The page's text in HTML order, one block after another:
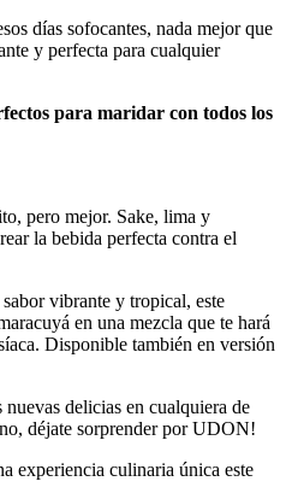
días sofocantes, nada mejor que
y perfecta para cualquier
para maridar con todos los
pero mejor. Sake, lima y
la bebida perfecta contra el
sabor vibrante y tropical, este
en una mezcla que te hará
Disponible también en versión
delicias en cualquiera de
déjate sorprender por UDON!
experiencia culinaria única este